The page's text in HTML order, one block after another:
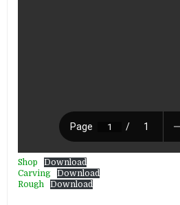
Shop
Download
Carving
Download
Rough
Download